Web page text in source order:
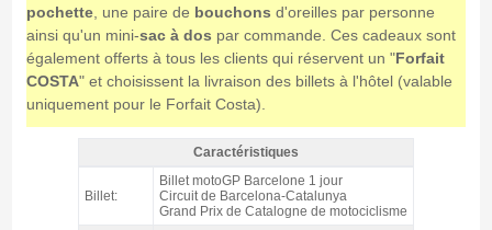
pochette, une paire de bouchons d'oreilles par personne
ainsi qu'un mini-sac à dos par commande. Ces cadeaux sont
également offerts à tous les clients qui réservent un "Forfait
COSTA" et choisissent la livraison des billets à l'hôtel (valable
uniquement pour le Forfait Costa).
Pelouse 1 jour (Dimanche) motoGP Barcelone 2027 -
Caractéristiques
Caractéristiques
Billet:
Billet motoGP Barcelone 1 jour
Circuit de Barcelona-Catalunya
Grand Prix de Catalogne de motociclisme